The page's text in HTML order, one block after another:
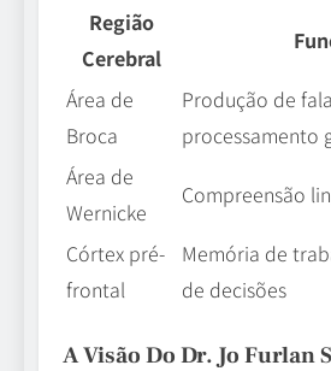
Região
Cerebral
Área de
Broca
Produção de
processamento
Área de
Wernicke
Compreensão
Córtex pré-
frontal
Memória de
de decisões
A Visão Do Dr. Jo Furlan